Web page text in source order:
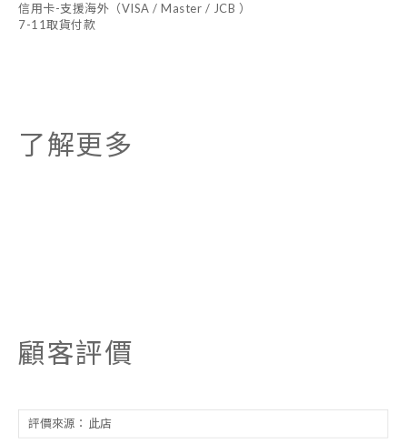
信用卡-支援海外（VISA / Master / JCB ）
7-11取貨付款
了解更多
顧客評價